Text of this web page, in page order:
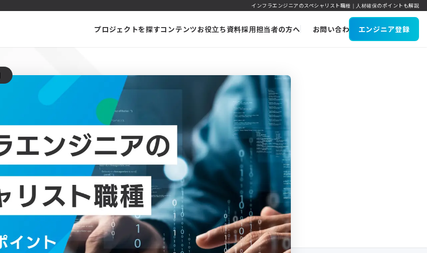
インフラエンジニアのスペシャリスト職種｜人材確保のポイントも解説
プロジェクトを探すコンテンツお役立ち資料採用担当者の方へ お問い合わせ エンジニア登録